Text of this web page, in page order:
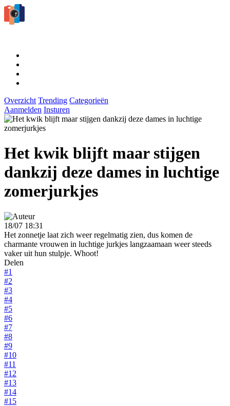
Overzicht Trending Categorieën
Aanmelden Insturen
Het kwik blijft maar stijgen
dankzij deze dames in luchtige
zomerjurkjes
18/07 18:31
Het zonnetje laat zich weer regelmatig zien, dus komen de
charmante vrouwen in luchtige jurkjes langzaamaan weer steeds
vaker uit hun stulpje. Whoot!
Delen
#1
#2
#3
#4
#5
#6
#7
#8
#9
#10
#11
#12
#13
#14
#15